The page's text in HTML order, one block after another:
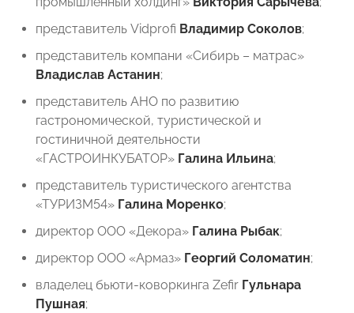
представитель Vidprofi Владимир Соколов;
представитель компани «Сибирь – матрас»
Владислав Астанин;
представитель АНО по развитию
гастрономической, туристической и
гостиничной деятельности
«ГАСТРОИНКУБАТОР» Галина Ильина;
представитель туристического агентства
«ТУРИЗМ54» Галина Моренко;
директор ООО «Декора» Галина Рыбак;
⁠директор ООО «Армаз» Георгий Соломатин;
владелец бьюти-коворкинга Zefir Гульнара
Пушная;